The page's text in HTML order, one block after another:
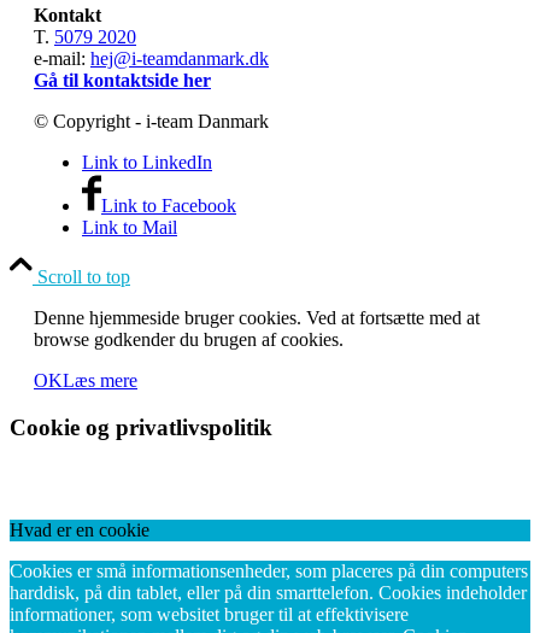
Kontakt
T. 5079 2020
e-mail: hej@i-teamdanmark.dk
Gå til kontaktside her
© Copyright - i-team Danmark
Link to LinkedIn
Link to Facebook
Link to Mail
Scroll to top
Denne hjemmeside bruger cookies. Ved at fortsætte med at
browse godkender du brugen af cookies.
OKLæs mere
Cookie og privatlivspolitik
Hvad er en cookie
Cookies er små informationsenheder, som placeres på din computers
harddisk, på din tablet, eller på din smarttelefon. Cookies indeholder
informationer, som websitet bruger til at effektivisere